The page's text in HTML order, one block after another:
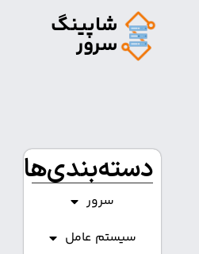
شاپینگ
سرور
دسته‌بندی‌ها
سرور
سیستم عامل